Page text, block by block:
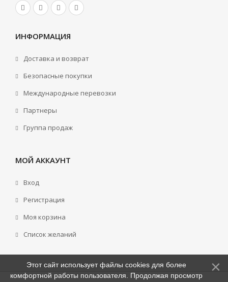
ИНФОРМАЦИЯ
Доставка и возврат
Безопасные покупки
Международные перевозки
Партнеры
Группа продаж
МОЙ АККАУНТ
Вход
Регистрация
Моя корзина
Cписок желаний
Этот сайт использует файлы cookies для более
комфортной работы пользователя. Продолжая просмотр